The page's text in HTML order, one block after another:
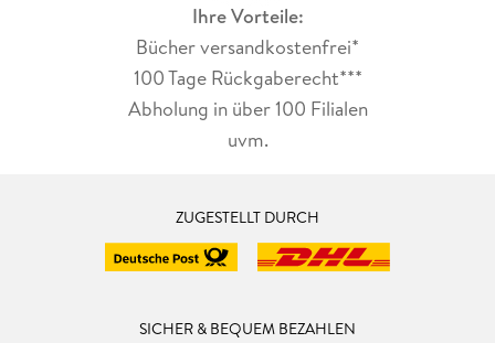
Ihre Vorteile:
Bücher versandkostenfrei*
100 Tage Rückgaberecht***
Abholung in über 100 Filialen
uvm.
ZUGESTELLT DURCH
SICHER & BEQUEM BEZAHLEN